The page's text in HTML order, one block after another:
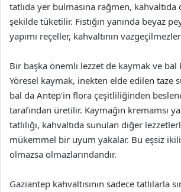
tatlıda yer bulmasına rağmen,
şekilde tüketilir. Fıstığın yanında beyaz
yapımı reçeller, kahvaltının
Bir başka önemli lezzet de kaymak ve
Yöresel kaymak, inekten elde edilen taze
bal da Antep’in flora çeşitliliğinden
tarafından üretilir. Kaymağın kremamsı
tatlılığı, kahvaltıda sunulan diğer
mükemmel bir uyum yakalar. Bu eşsiz
olmazsa olmazlarındandır.
Gaziantep kahvaltısının sadece tatlılarla